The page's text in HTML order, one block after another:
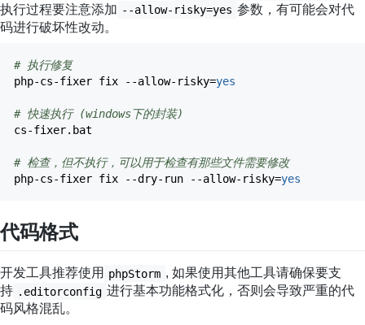
执行过程要注意添加 --allow-risky=yes 参数，有可能会对代
码进行破坏性改动。
# 执行修复
php-cs-fixer fix
--allow-risky=yes
# 快速执行 (windows下的封装)
cs-fixer.bat
# 检查，但不执行，可以用于检查有那些文件需要修改
php-cs-fixer fix
--dry-run --allow-risky=yes
代码格式
开发工具推荐使用 phpStorm , 如果使用其他工具请确保要支
持 .editorconfig 进行基本功能格式化，否则会导致严重的代
码风格混乱。